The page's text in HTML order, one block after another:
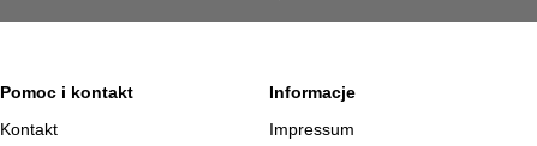
Pomoc i kontakt
Kontakt
Informacje
Impressum